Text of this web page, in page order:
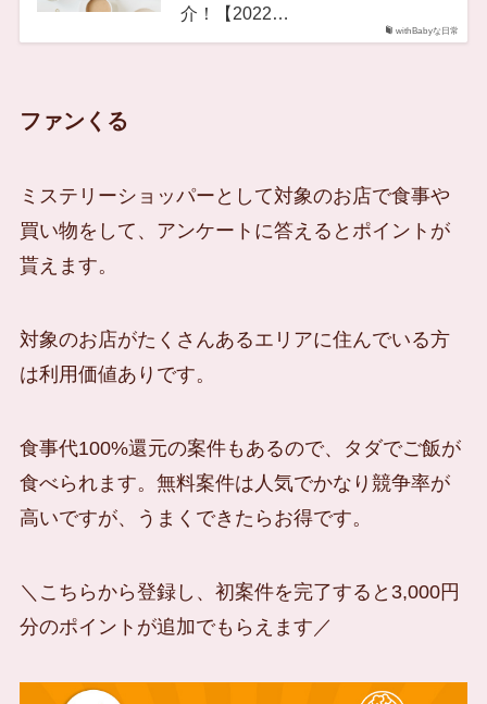
withBabyな日常
介！【2022…
ファンくる
ミステリーショッパーとして対象のお店で食事や
買い物をして、アンケートに答えるとポイントが
貰えます。
対象のお店がたくさんあるエリアに住んでいる方
は利用価値ありです。
食事代100%還元の案件もあるので、タダでご飯が
食べられます。無料案件は人気でかなり競争率が
高いですが、うまくできたらお得です。
＼こちらから登録し、初案件を完了すると3,000円
分のポイントが追加でもらえます／